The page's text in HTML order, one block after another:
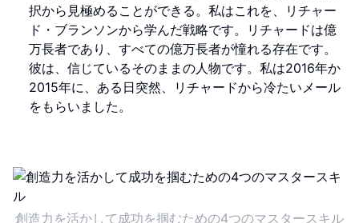
択から見極めることができる。私はこれを、リチャー
ド・ブランソンから学んだ戦略です。リチャードは億
万長者であり、すべての億万長者が憧れる存在です。
彼は、信じているそのままの人物です。私は2016年か
2015年に、ある日突然、リチャードから冷たいメール
をもらいました。
創造力を活かして成功を掴むための4つのマスタースキル